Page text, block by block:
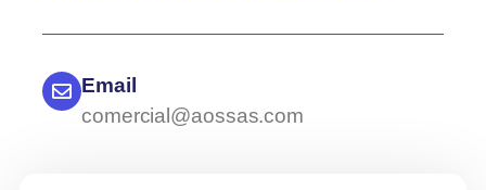
Email
comercial@aossas.com